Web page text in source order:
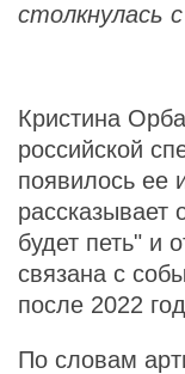
столкнулась
Кристина
российской
появилось ее
рассказывает
будет петь" и
связана с
после 2022
По словам